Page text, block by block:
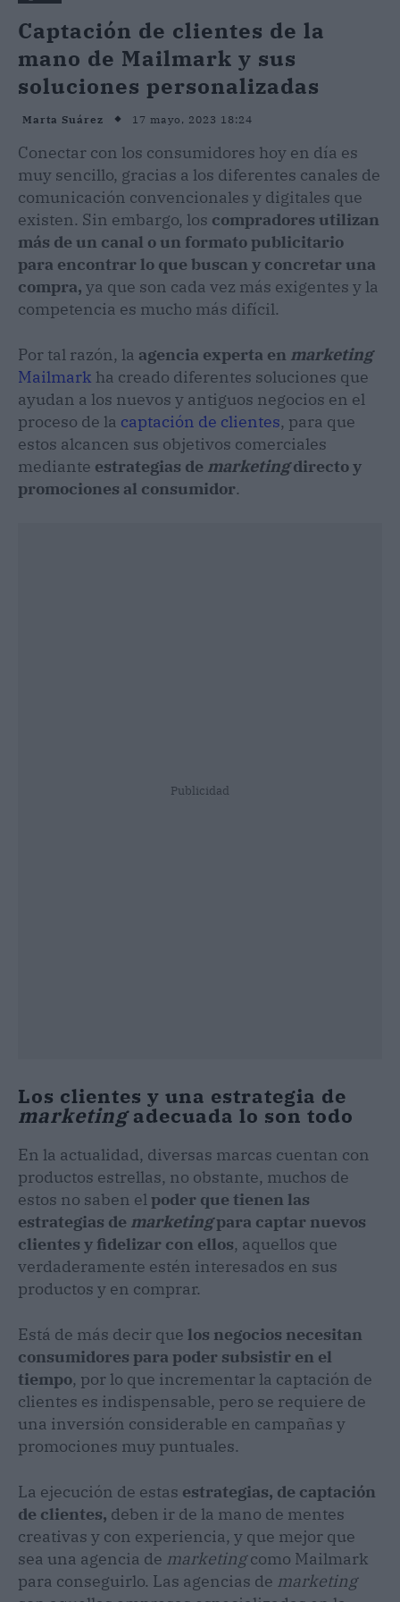
Captación de clientes de la
mano de Mailmark y sus
soluciones personalizadas
Marta Suárez 17 mayo, 2023 18:24
Conectar con los consumidores hoy en día es
muy sencillo, gracias a los diferentes canales de
comunicación convencionales y digitales que
existen. Sin embargo, los compradores utilizan
más de un canal o un formato publicitario
para encontrar lo que buscan y concretar una
compra, ya que son cada vez más exigentes y la
competencia es mucho más difícil.
Por tal razón, la agencia experta en marketing
Mailmark ha creado diferentes soluciones que
ayudan a los nuevos y antiguos negocios en el
proceso de la captación de clientes, para que
estos alcancen sus objetivos comerciales
mediante estrategias de marketingdirecto y
promociones al consumidor.
Publicidad
Los clientes y una estrategia de
marketingadecuada lo son todo
En la actualidad, diversas marcas cuentan con
productos estrellas, no obstante, muchos de
estos no saben elpoder que tienen las
estrategias de marketingpara captar nuevos
clientes y fidelizar con ellos, aquellos que
verdaderamente estén interesados en sus
productos y en comprar.
Está de más decir que los negocios necesitan
consumidores para poder subsistir en el
tiempo, por lo que incrementar la captación de
clientes es indispensable, pero se requiere de
una inversión considerable en campañas y
promociones muy puntuales.
La ejecución de estas estrategias, de captación
de clientes, deben ir de la mano de mentes
creativas y con experiencia, y que mejor que
sea una agencia de marketingcomo Mailmark
para conseguirlo. Las agencias de marketing